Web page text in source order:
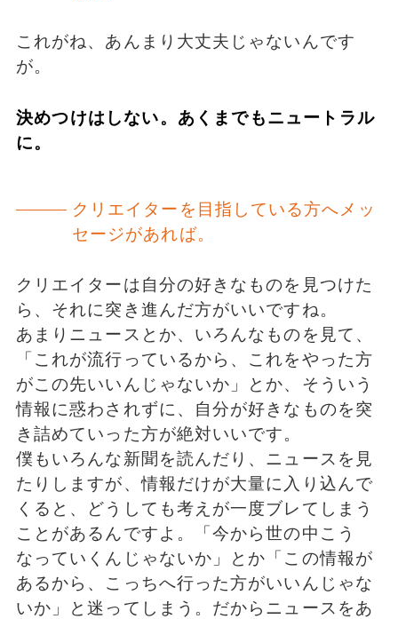
これがね、あんまり大丈夫じゃないんです
が。
決めつけはしない。あくまでもニュートラル
に。
クリエイターを目指している方へメッ
セージがあれば。
クリエイターは自分の好きなものを見つけた
ら、それに突き進んだ方がいいですね。
あまりニュースとか、いろんなものを見て、
「これが流行っているから、これをやった方
がこの先いいんじゃないか」とか、そういう
情報に惑わされずに、自分が好きなものを突
き詰めていった方が絶対いいです。
僕もいろんな新聞を読んだり、ニュースを見
たりしますが、情報だけが大量に入り込んで
くると、どうしても考えが一度ブレてしまう
ことがあるんですよ。「今から世の中こう
なっていくんじゃないか」とか「この情報が
あるから、こっちへ行った方がいいんじゃな
いか」と迷ってしまう。だからニュースをあ